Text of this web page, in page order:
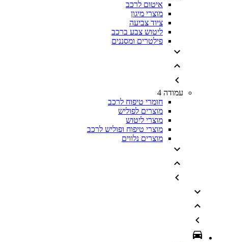
איטום לרכב
מוצרי מיגון
ציוד צביעה
ליטוש צבע ברכב
פילטרים ומסננים
עמודה 4
חומרי טיפוח לרכב
מוצרים לפוליש
מוצרי ליטוש
מוצרי טיפוח ופוליש לרכב
מוצרים נלווים